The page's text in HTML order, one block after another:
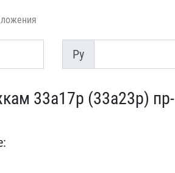
Py
Py
​33а17р (33а23р) пр-